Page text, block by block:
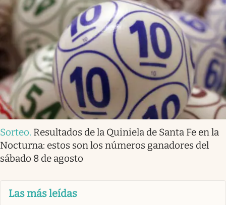
Sorteo. Resultados de la Quiniela de Santa Fe en la
Nocturna: estos son los números ganadores del
sábado 8 de agosto
Las más leídas